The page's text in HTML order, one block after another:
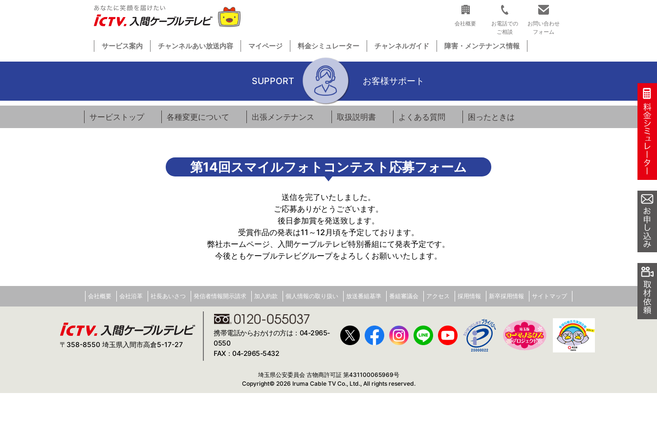
会社概要
お電話での
ご相談
お問い合わせ
フォーム
サービス案内 チャンネルあい放送内容 マイページ 料金シミュレーター チャンネルガイド 障害・メンテナンス情報
SUPPORT お客様サポート
サービストップ 各種変更について 出張メンテナンス 取扱説明書 よくある質問 困ったときは
第14回スマイルフォトコンテスト応募フォーム
送信を完了いたしました。
ご応募ありがとうございます。
後日参加賞を発送致します。
受賞作品の発表は11～12月頃を予定しております。
弊社ホームページ、入間ケーブルテレビ特別番組にて発表予定です。
今後ともケーブルテレビグループをよろしくお願いいたします。
会社概要 会社沿革 社長あいさつ 発信者情報開示請求 加入約款 個人情報の取り扱い 放送番組基準 番組審議会 アクセス 採用情報 新卒採用情報 サイトマップ
〒358-8550 埼玉県入間市高倉5-17-27
携帯電話からおかけの方は：04-2965-
0550
FAX：04-2965-5432
埼玉県公安委員会 古物商許可証 第431100065969号
Copyright© 2026 Iruma Cable TV Co., Ltd., All rights reserved.